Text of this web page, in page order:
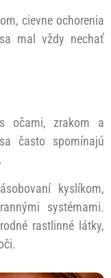
cievne ochorenia
mal vždy nechať
očami, zrakom a
často spomínajú
kyslíkom,
systémami.
rastlinné látky,